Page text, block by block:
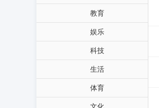
教育
娱乐
科技
生活
体育